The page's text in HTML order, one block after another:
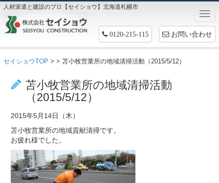
人材派遣と建設のプロ【セイショウ】北海道札幌市
0120-215-115 お問い合わせ
お仕事情報
セイショウTOP > > 苫小牧営業所の地域清掃活動（2015/5/12）
苫小牧営業所の地域清掃活動
（2015/5/12）
2015年5月14日（木）
苫小牧営業所の地域貢献清掃です。
お疲れ様でした。